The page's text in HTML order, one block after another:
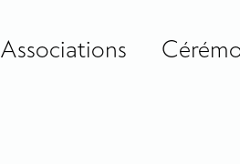
Associations